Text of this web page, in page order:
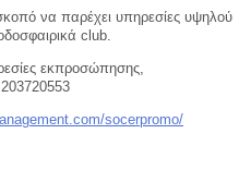
να παρέχει υπηρεσίες υψηλού
club.
εκπροσώπησης,
socerpromo/